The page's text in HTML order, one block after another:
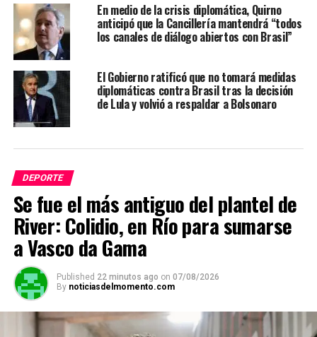
En medio de la crisis diplomática, Quirno
anticipó que la Cancillería mantendrá “todos
los canales de diálogo abiertos con Brasil”
El Gobierno ratificó que no tomará medidas
diplomáticas contra Brasil tras la decisión
de Lula y volvió a respaldar a Bolsonaro
DEPORTE
Se fue el más antiguo del plantel de
River: Colidio, en Río para sumarse
a Vasco da Gama
Published 22 minutos ago on 07/08/2026
By noticiasdelmomento.com